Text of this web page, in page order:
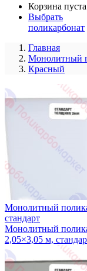
Корзина пуста
Выбрать
поликарбонат
Главная
Монолитный
Красный
Монолитный
стандарт
Монолитный
2,05×3,05 м,